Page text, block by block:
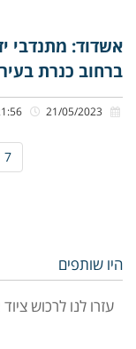
אשדוד: מתנדבי
ברחוב כנרת בעיר
7
היו שותפים
עזרו לנו לרכוש